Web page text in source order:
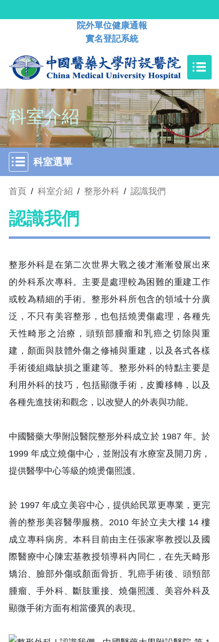
院外單位健康通報
實名登記系統
科室介紹
科室選單
首頁 / 科室介紹 / 整形外科 / 認識我們
認識我們
整形外科是在第二次世界大戰之後才漸漸發展出來
的外科系次專科。主要是處理較為困難的重建工作
或較為精細的手術。整形外科所包含的領域十分廣
泛，不只有美容整形，也包括燒燙傷處理，各種先
天性畸形之治療，頭頸部腫瘤和乳癌之切除與重
建，顏面與肢體外傷之修補與重建，以及各式各樣
手術後組織缺損之重建等。整形外科的特點主要是
利用外科的技巧，包括顯微手術，皮瓣移轉，以及
各種先進技術和觀念，以改變人的外表與功能。
中國醫藥大學附設醫院整形外科成立於 1987 年。於
1999 年成立燒傷中心，並附設有水療室及開刀房，
提供醫學中心等級的燒燙傷照護。
於 1997 年成立美容中心，提供給民眾更專業，更完
善的整形美容醫學服務。2010 年於立夫大樓 14 樓
成立專科病房。本科目前由主任張家寧教授以及國
際醫療中心陳宏基教授領導科內同仁，在先天畸形
矯治、臉部外傷或顏面骨折、乳癌手術後、頭頸部
腫瘤、手外科、斷肢重接、燒傷照護、美容外科及
顯微手術方面有相當優異的表現。